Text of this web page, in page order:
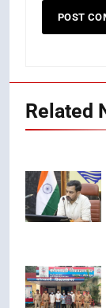
Related